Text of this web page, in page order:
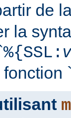
de
la
%{SSL: